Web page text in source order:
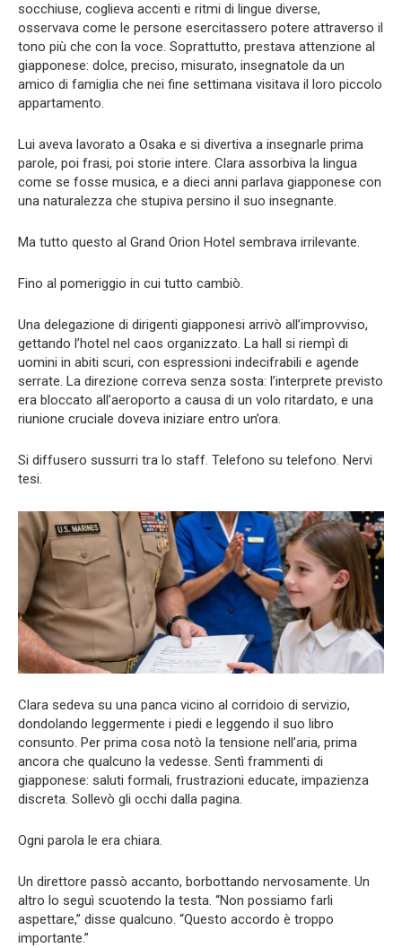
socchiuse, coglieva accenti e ritmi di lingue diverse,
osservava come le persone esercitassero potere attraverso il
tono più che con la voce. Soprattutto, prestava attenzione al
giapponese: dolce, preciso, misurato, insegnatole da un
amico di famiglia che nei fine settimana visitava il loro piccolo
appartamento.
Lui aveva lavorato a Osaka e si divertiva a insegnarle prima
parole, poi frasi, poi storie intere. Clara assorbiva la lingua
come se fosse musica, e a dieci anni parlava giapponese con
una naturalezza che stupiva persino il suo insegnante.
Ma tutto questo al Grand Orion Hotel sembrava irrilevante.
Fino al pomeriggio in cui tutto cambiò.
Una delegazione di dirigenti giapponesi arrivò all’improvviso,
gettando l’hotel nel caos organizzato. La hall si riempì di
uomini in abiti scuri, con espressioni indecifrabili e agende
serrate. La direzione correva senza sosta: l’interprete previsto
era bloccato all’aeroporto a causa di un volo ritardato, e una
riunione cruciale doveva iniziare entro un’ora.
Si diffusero sussurri tra lo staff. Telefono su telefono. Nervi
tesi.
Clara sedeva su una panca vicino al corridoio di servizio,
dondolando leggermente i piedi e leggendo il suo libro
consunto. Per prima cosa notò la tensione nell’aria, prima
ancora che qualcuno la vedesse. Sentì frammenti di
giapponese: saluti formali, frustrazioni educate, impazienza
discreta. Sollevò gli occhi dalla pagina.
Ogni parola le era chiara.
Un direttore passò accanto, borbottando nervosamente. Un
altro lo seguì scuotendo la testa. “Non possiamo farli
aspettare,” disse qualcuno. “Questo accordo è troppo
importante.”